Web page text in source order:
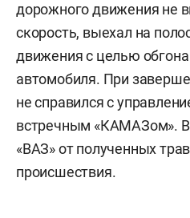
дорожного движения не
скорость, выехал на
движения с целью обгона
автомобиля. При
не справился с
встречным «КАМАЗом».
«ВАЗ» от полученных
происшествия.